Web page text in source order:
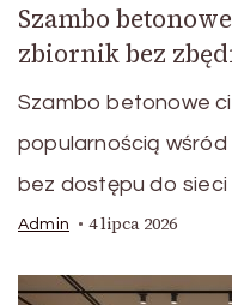
Szambo
zbiornik bez
Szambo betonowe
popularnością
bez dostępu do sieci
Admin 4 lipca 2026